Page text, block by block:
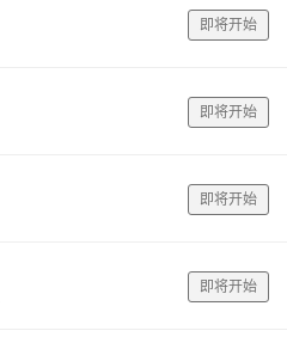
即将开始
即将开始
即将开始
即将开始